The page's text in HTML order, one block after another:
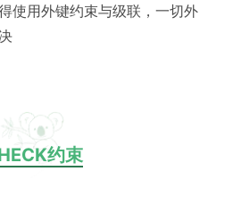
使用外键约束与级联，一切外
约束